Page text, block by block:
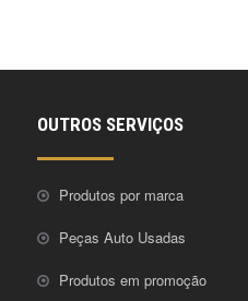
OUTROS SERVIÇOS
Produtos por marca
Peças Auto Usadas
Produtos em promoção